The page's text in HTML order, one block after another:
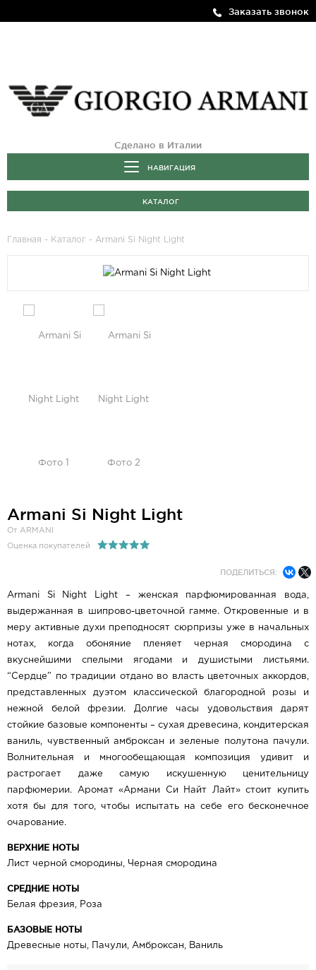
Заказать звонок
Сделано в Италии
НАВИГАЦИЯ
КАТАЛОГ
Главная - Каталог - Armani Si Night Light
Armani Si Night Light
От ARMANI
Оценка покупателей
ПОДЕЛИТЬСЯ:
Armani Si Night Light – женская парфюмированная вода,
выдержанная в шипрово-цветочной гамме. Откровенные и в
меру активные духи преподносят сюрпризы уже в начальных
нотах, когда обоняние пленяет черная смородина с
вкуснейшими спелыми ягодами и душистыми листьями.
“Сердце” по традиции отдано во власть цветочных аккордов,
представленных дуэтом классической благородной розы и
нежной белой фрезии. Долгие часы удовольствия дарят
стойкие базовые компоненты – сухая древесина, кондитерская
ваниль, чувственный амброксан и зеленые полутона пачули.
Волнительная и многообещающая композиция удивит и
растрогает даже самую искушенную ценительницу
парфюмерии. Аромат «Армани Си Найт Лайт» стоит купить
хотя бы для того, чтобы испытать на себе его бесконечное
очарование.
ВЕРХНИЕ НОТЫ
​Лист черной смородины, Черная смородина
СРЕДНИЕ НОТЫ
Белая фрезия, Роза
БАЗОВЫЕ НОТЫ
Древесные ноты, Пачули, Амброксан, Ваниль